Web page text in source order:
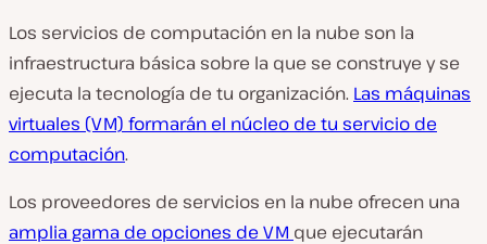
Los servicios de computación en la nube son la
infraestructura básica sobre la que se construye y se
ejecuta la tecnología de tu organización. Las máquinas
virtuales (VM) formarán el núcleo de tu servicio de
computación.
Los proveedores de servicios en la nube ofrecen una
amplia gama de opciones de VM que ejecutarán